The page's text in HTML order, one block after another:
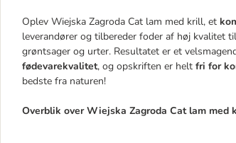
Oplev Wiejska Zagroda Cat lam med krill, et
leverandører og tilbereder foder af høj kvalitet
grøntsager og urter. Resultatet er et
fødevarekvalitet, og opskriften er helt fri for
bedste fra naturen!
Overblik over Wiejska Zagroda Cat lam med